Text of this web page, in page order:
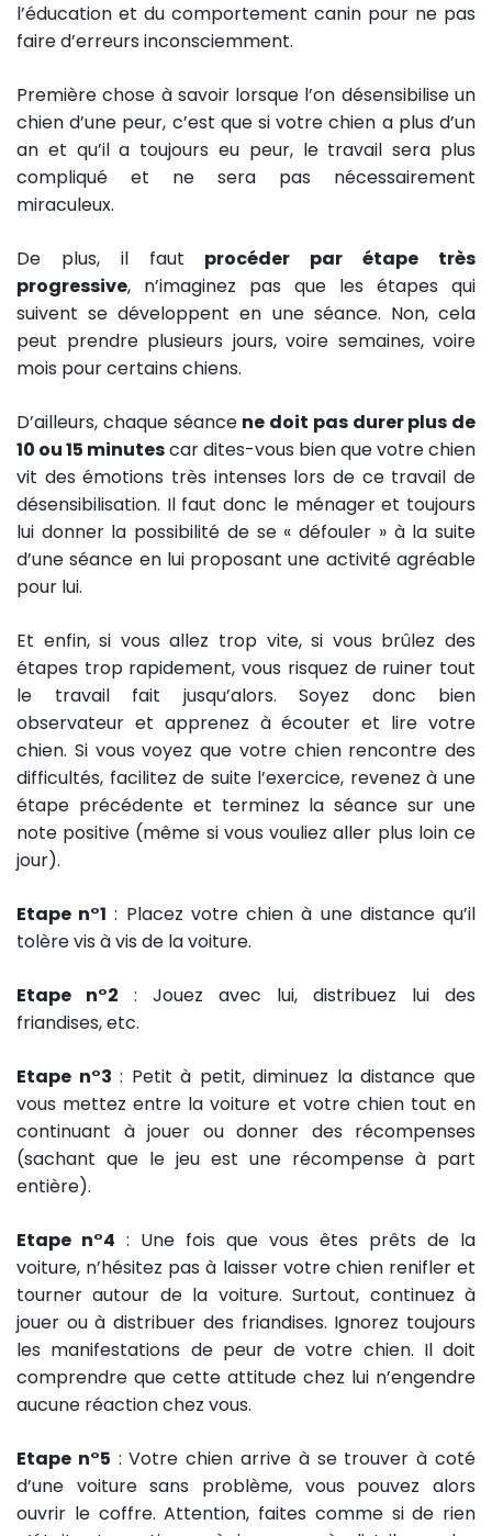
l’éducation et du comportement canin pour ne pas
faire d’erreurs inconsciemment.
Première chose à savoir lorsque l’on désensibilise un
chien d’une peur, c’est que si votre chien a plus d’un
an et qu’il a toujours eu peur, le travail sera plus
compliqué et ne sera pas nécessairement
miraculeux.
De plus, il faut procéder par étape très
progressive, n’imaginez pas que les étapes qui
suivent se développent en une séance. Non, cela
peut prendre plusieurs jours, voire semaines, voire
mois pour certains chiens.
D’ailleurs, chaque séance ne doit pas durer plus de
10 ou 15 minutescar dites-vous bien que votre chien
vit des émotions très intenses lors de ce travail de
désensibilisation. Il faut donc le ménager et toujours
lui donner la possibilité de se « défouler » à la suite
d’une séance en lui proposant une activité agréable
pour lui.
Et enfin, si vous allez trop vite, si vous brûlez des
étapes trop rapidement, vous risquez de ruiner tout
le travail fait jusqu’alors. Soyez donc bien
observateur et apprenez à écouter et lire votre
chien. Si vous voyez que votre chien rencontre des
difficultés, facilitez de suite l’exercice, revenez à une
étape précédente et terminez la séance sur une
note positive (même si vous vouliez aller plus loin ce
jour).
Etape n°1 : Placez votre chien à une distance qu’il
tolère vis à vis de la voiture.
Etape n°2 : Jouez avec lui, distribuez lui des
friandises, etc.
Etape n°3 : Petit à petit, diminuez la distance que
vous mettez entre la voiture et votre chien tout en
continuant à jouer ou donner des récompenses
(sachant que le jeu est une récompense à part
entière).
Etape n°4 : Une fois que vous êtes prêts de la
voiture, n’hésitez pas à laisser votre chien renifler et
tourner autour de la voiture. Surtout, continuez à
jouer ou à distribuer des friandises. Ignorez toujours
les manifestations de peur de votre chien. Il doit
comprendre que cette attitude chez lui n’engendre
aucune réaction chez vous.
Etape n°5 : Votre chien arrive à se trouver à coté
d’une voiture sans problème, vous pouvez alors
ouvrir le coffre. Attention, faites comme si de rien